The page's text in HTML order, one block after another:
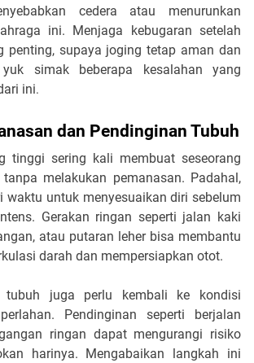
cedera atau menurunkan
ini. Menjaga kebugaran setelah
penting, supaya joging tetap aman dan
yuk simak beberapa kesalahan yang
ini.
dan Pendinginan Tubuh
tinggi sering kali membuat seseorang
melakukan pemanasan. Padahal,
waktu untuk menyesuaikan diri sebelum
Gerakan ringan seperti jalan kaki
atau putaran leher bisa membantu
darah dan mempersiapkan otot.
tubuh juga perlu kembali ke kondisi
Pendinginan seperti berjalan
ringan dapat mengurangi risiko
harinya. Mengabaikan langkah ini